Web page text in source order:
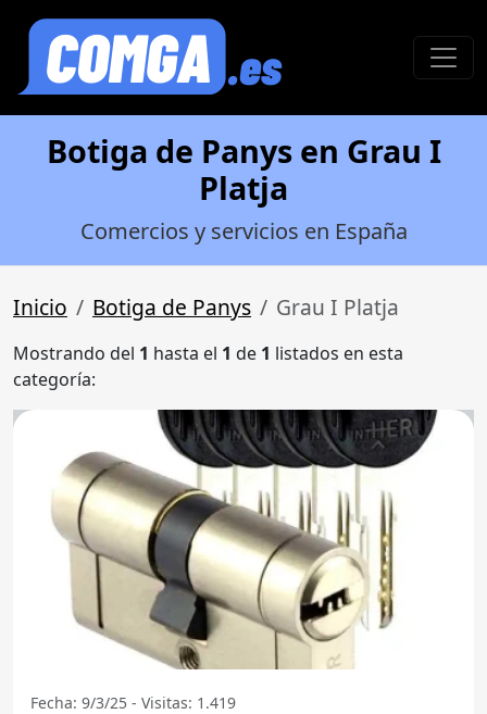
Botiga de Panys en Grau I
Platja
Comercios y servicios en España
Inicio Botiga de Panys Grau I Platja
Mostrando del 1 hasta el 1 de 1 listados en esta
categoría:
Fecha: 9/3/25 - Visitas: 1.419